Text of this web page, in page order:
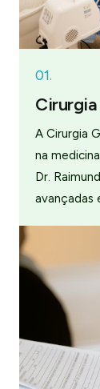
01.
A Cirurgia
na
Dr.
avançadas